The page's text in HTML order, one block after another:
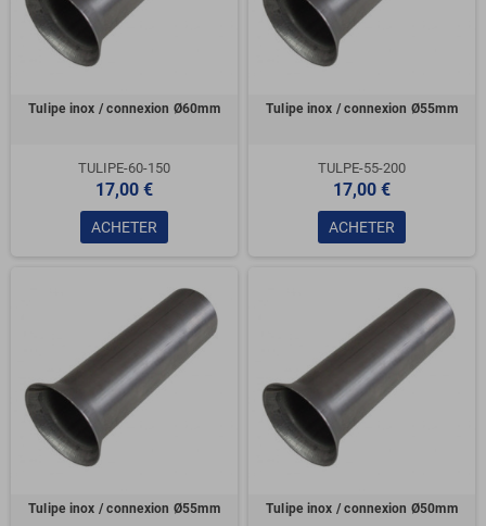
Tulipe inox / connexion Ø60mm
TULIPE-60-150
17,00 €
ACHETER
Tulipe inox / connexion Ø55mm
TULPE-55-200
17,00 €
ACHETER
Tulipe inox / connexion Ø55mm Tulipe inox / connexion Ø50mm